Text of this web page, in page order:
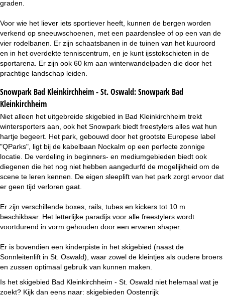
graden.
Voor wie het liever iets sportiever heeft, kunnen de bergen worden
verkend op sneeuwschoenen, met een paardenslee of op een van de
vier rodelbanen. Er zijn schaatsbanen in de tuinen van het kuuroord
en in het overdekte tenniscentrum, en je kunt ijsstokschieten in de
sportarena. Er zijn ook 60 km aan winterwandelpaden die door het
prachtige landschap leiden.
Snowpark Bad Kleinkirchheim - St. Oswald:Snowpark Bad
Kleinkirchheim
Niet alleen het uitgebreide skigebied in Bad Kleinkirchheim trekt
wintersporters aan, ook het Snowpark biedt freestylers alles wat hun
hartje begeert. Het park, gebouwd door het grootste Europese label
"QParks", ligt bij de kabelbaan Nockalm op een perfecte zonnige
locatie. De verdeling in beginners- en mediumgebieden biedt ook
diegenen die het nog niet hebben aangedurfd de mogelijkheid om de
scene te leren kennen. De eigen sleeplift van het park zorgt ervoor dat
er geen tijd verloren gaat.
Er zijn verschillende boxes, rails, tubes en kickers tot 10 m
beschikbaar. Het letterlijke paradijs voor alle freestylers wordt
voortdurend in vorm gehouden door een ervaren shaper.
Er is bovendien een kinderpiste in het skigebied (naast de
Sonnleitenlift in St. Oswald), waar zowel de kleintjes als oudere broers
en zussen optimaal gebruik van kunnen maken.
Is het skigebied Bad Kleinkirchheim - St. Oswald niet helemaal wat je
zoekt? Kijk dan eens naar: skigebieden Oostenrijk